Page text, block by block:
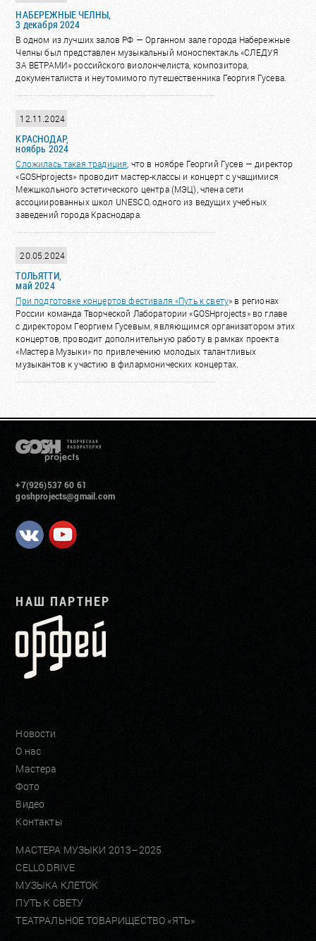
НАБЕРЕЖНЫЕ ЧЕЛНЫ,
3 декабря 2024
В одном из лучших залов РФ ؘ— Органном зале города Набережные
Челны был представлен музыкальный моноспектакль «СЛЕДУЯ
ЗА ВЕТРАМИ» российского виолончелиста, композитора,
документалиста и неутомимого путешественника Георгия Гусева.
12.11.2024
КРАСНОДАР,
ноябрь 2024
Сложилась такая традиция , что в ноябре Георгий Гусев — директор
«GOSHprojects» проводит мастер-классы и концерт с учащимися
Межшкольного эстетического центра (МЭЦ), члена сети
ассоциированных школ UNESCO, одного из ведущих учебных
заведений города Краснодара.
20.05.2024
ТОЛЬЯТТИ,
май 2024
При подготовке концертов фестиваля «Путь к свету» в регионах
России команда Творческой Лаборатории «GOSHprojects» во главе
с директором Георгием Гусевым, являющимся организатором этих
концертов, проводит дополнительную работу в рамках проекта
«Мастера Музыки» по привлечению молодых талантливых
музыкантов к участию в филармонических концертах.
+7(926)537 60 61
goshprojects@gmail.com
НАШ ПАРТНЕР
Новости
О нас
Мастера
Фото
Видео
Контакты
МАСТЕРА МУЗЫКИ 2013–2025
CELLO DRIVE
МУЗЫКА КЛЕТОК
ПУТЬ К СВЕТУ
ТЕАТРАЛЬНОЕ ТОВАРИЩЕСТВО «ЯТЬ»